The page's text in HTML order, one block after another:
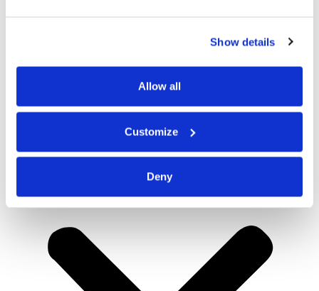
Show details
Allow all
Customize
Deny